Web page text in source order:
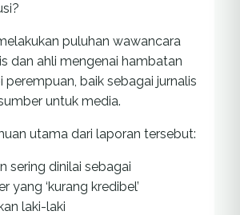
puluhan wawancara
dan ahli mengenai hambatan
perempuan, baik sebagai jurnalis
untuk media.
utama dari laporan tersebut:
sering dinilai sebagai
yang ‘kurang kredibel’
laki-laki